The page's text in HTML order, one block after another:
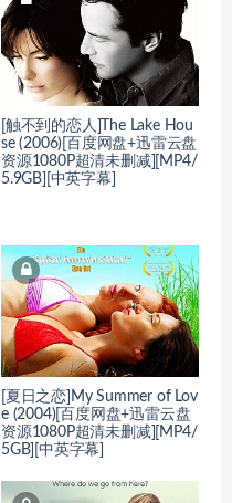
[触不到的恋人]The Lake Hou
se (2006)[百度网盘+迅雷云盘
资源1080P超清未删减][MP4/
5.9GB][中英字幕]
[夏日之恋]My Summer of Lov
e (2004)[百度网盘+迅雷云盘
资源1080P超清未删减][MP4/
5GB][中英字幕]